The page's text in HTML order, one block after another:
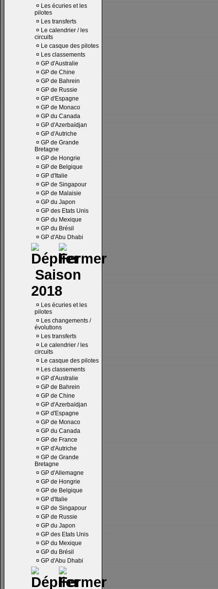
¤ Les écuries et les
pilotes
¤ Les transferts
¤ Le calendrier / les
circuits
¤ Le casque des pilotes
¤ Les classements
¤ GP d'Australie
¤ GP de Chine
¤ GP de Bahrein
¤ GP de Russie
¤ GP d'Espagne
¤ GP de Monaco
¤ GP du Canada
¤ GP d'Azerbaïdjan
¤ GP d'Autriche
¤ GP de Grande
Bretagne
¤ GP de Hongrie
¤ GP de Belgique
¤ GP d'Italie
¤ GP de Singapour
¤ GP de Malaisie
¤ GP du Japon
¤ GP des Etats Unis
¤ GP du Mexique
¤ GP du Brésil
¤ GP d'Abu Dhabi
Saison
2018
¤ Les écuries et les
pilotes
¤ Les changements /
évolutions
¤ Les transferts
¤ Le calendrier / les
circuits
¤ Le casque des pilotes
¤ Les classements
¤ GP d'Australie
¤ GP de Bahrein
¤ GP de Chine
¤ GP d'Azerbaïdjan
¤ GP d'Espagne
¤ GP de Monaco
¤ GP du Canada
¤ GP de France
¤ GP d'Autriche
¤ GP de Grande
Bretagne
¤ GP d'Allemagne
¤ GP de Hongrie
¤ GP de Belgique
¤ GP d'Italie
¤ GP de Singapour
¤ GP de Russie
¤ GP du Japon
¤ GP des Etats Unis
¤ GP du Mexique
¤ GP du Brésil
¤ GP d'Abu Dhabi